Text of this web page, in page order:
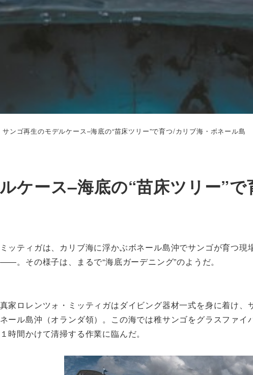
サンゴ再生のモデルケース–海底の“苗床ツリー”で育つ/カリブ海・ボネール島
ケース–海底の“苗床ツリー”
ッティガは、カリブ海に浮かぶボネール島沖でサンゴが育つ
。その様子は、まるで“海底ガーデニング”のようだ。
家ロレンツォ・ミッティガはダイビング器材一式を身に着け
ール島沖（オランダ領）。この海では稚サンゴをグラスファ
時間かけて清掃する作業に臨んだ。